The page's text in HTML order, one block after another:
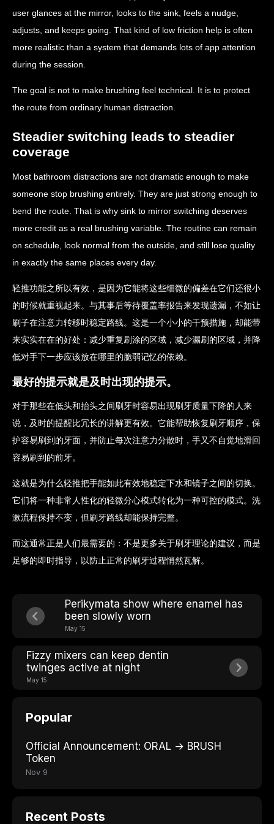
user glances at the mirror, looks to the sink, feels a nudge,
adjusts, and keeps going. That kind of low friction help is often
more realistic than a system that demands lots of app attention
during the session.
The goal is not to make brushing feel technical. It is to protect
the route from ordinary human distraction.
Steadier switching leads to steadier
coverage
Most bathroom distractions are not dramatic enough to make
someone stop brushing entirely. They are just strong enough to
bend the route. That is why sink to mirror switching deserves
more credit as a real brushing variable. The routine can remain
on schedule, look normal from the outside, and still lose quality
in exactly the same places every day.
轻推功能之所以有效，是因为它能将这些细微的偏差在它们还很小
的时候就重视起来。与其事后等待覆盖率报告来发现遗漏，不如让
刷子在注意力转移时稳定路线。这是一个小小的干预措施，却能带
来实实在在的好处：减少重复刷涂的区域，减少漏刷的区域，并降
低对手下一步应该放在哪里的脆弱记忆的依赖。
最好的提示就是及时出现的提示。
对于那些在低头和抬头之间刷牙时容易出现刷牙质量下降的人来
说，及时的提醒比冗长的讲解更有效。它能帮助恢复刷牙顺序，保
护容易刷到的牙面，并防止每次注意力分散时，手又不自觉地滑回
容易刷到的前牙。
这就是为什么轻推把手能如此有效地稳定下水和镜子之间的切换。
它们将一种非常人性化的轻微分心模式转化为一种可控的模式。洗
漱流程保持不变，但刷牙路线却能保持完整。
而这通常正是人们最需要的：不是更多关于刷牙理论的建议，而是
足够的即时指导，以防止正常的刷牙过程悄然瓦解。
Perikymata show where enamel has
been slowly worn
May 15
Fizzy mixers can keep dentin
twinges active at night
May 15
Popular
Official Announcement: ORAL → BRUSH
Token
Nov 9
Recent Posts